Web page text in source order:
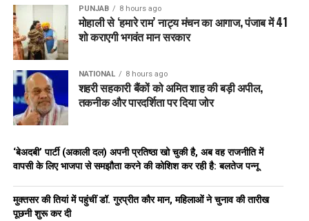
PUNJAB 8 hours ago
मोहाली से ‘हमारे राम’ नाट्य मंचन का आगाज, पंजाब में 41
शो कराएगी भगवंत मान सरकार
NATIONAL 8 hours ago
शहरी सहकारी बैंकों को अमित शाह की बड़ी अपील,
तकनीक और पारदर्शिता पर दिया जोर
‘बेअदबी’ पार्टी (अकाली दल) अपनी प्रतिष्ठा खो चुकी है, अब वह राजनीति में
वापसी के लिए भाजपा से समझौता करने की कोशिश कर रही है: बलतेज पन्नू
मुक्तसर की तियां में पहुंचीं डॉ. गुरप्रीत कौर मान, महिलाओं ने चुनाव की तारीख
पूछनी शुरू कर दी